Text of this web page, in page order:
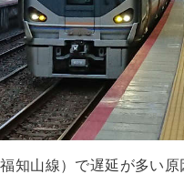
知山線）で遅延が多い原